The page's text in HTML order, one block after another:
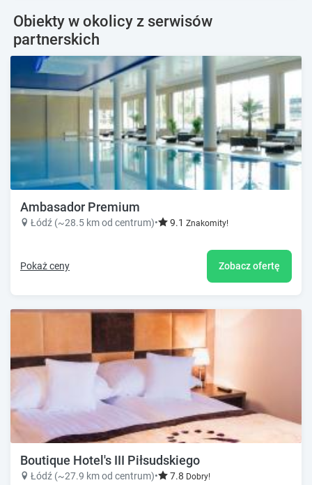
Obiekty w okolicy z serwisów
partnerskich
Ambasador Premium
Łódź (~28.5 km od centrum)• 9.1 Znakomity!
Pokaż ceny Zobacz ofertę
Boutique Hotel's III Piłsudskiego
Łódź (~27.9 km od centrum)• 7.8 Dobry!